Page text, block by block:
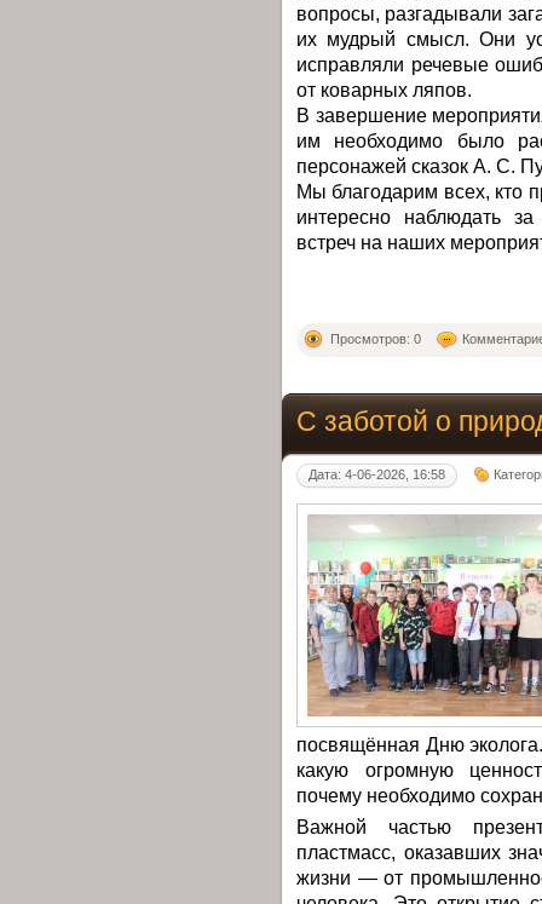
вопросы, разгадывали
их мудрый смысл. Они
исправляли речевые
от коварных ляпов.
В завершение
им необходимо было
персонажей сказок А. С.
Мы благодарим всех, кто
интересно наблюдать
встреч на наших
Просмотров: 0
С заботой о
Дата: 4-06-2026, 16:58
посвящённая Дню
какую огромную
почему необходимо
Важной частью
пластмасс, оказавших
жизни — от